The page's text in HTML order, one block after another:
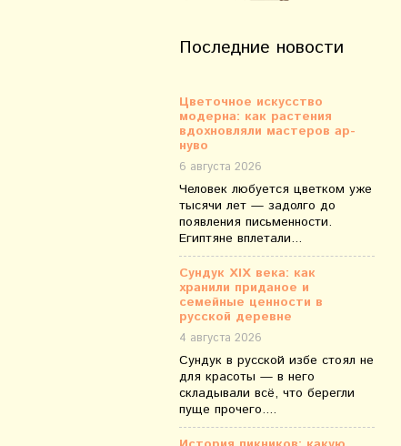
Последние новости
Цветочное искусство
модерна: как растения
вдохновляли мастеров ар-
нуво
6 августа 2026
Человек любуется цветком уже
тысячи лет — задолго до
появления письменности.
Египтяне вплетали...
Сундук XIX века: как
хранили приданое и
семейные ценности в
русской деревне
4 августа 2026
Сундук в русской избе стоял не
для красоты — в него
складывали всё, что берегли
пуще прочего....